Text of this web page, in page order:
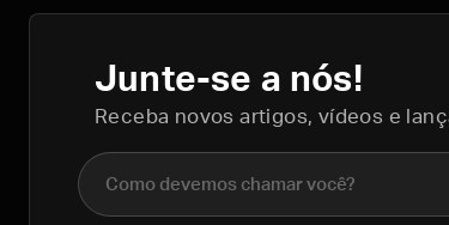
Junte-se a nós!
Receba novos artigos, vídeos e
Nome completo